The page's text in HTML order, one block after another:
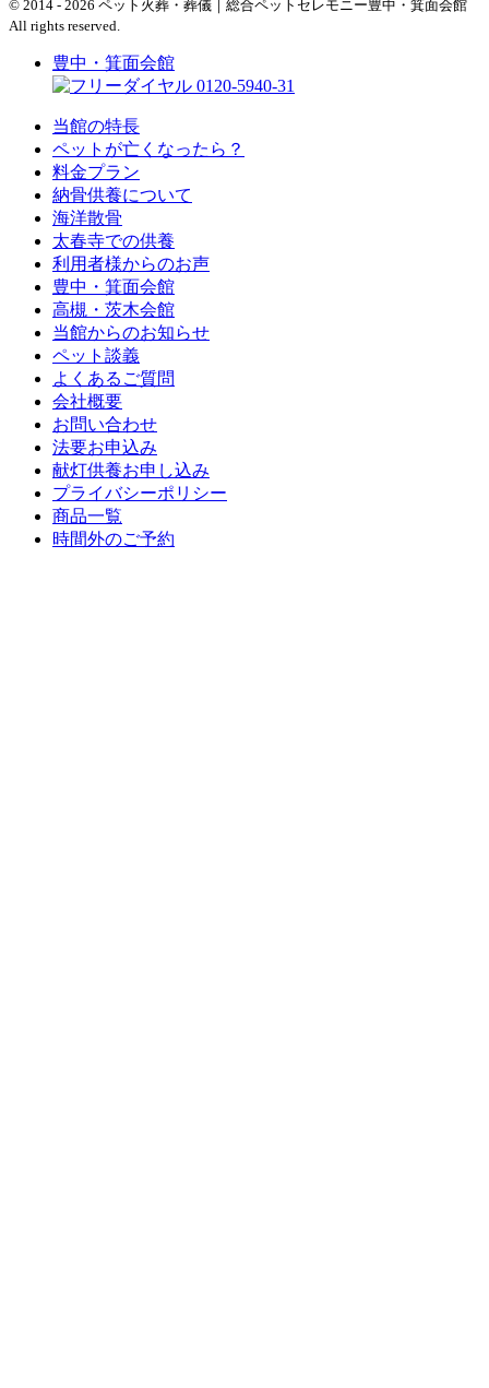
© 2014 - 2026 ペット火葬・葬儀｜総合ペットセレモニー豊中・箕面会館
All rights reserved.
豊中・箕面会館
0120-5940-31
当館の特長
ペットが亡くなったら？
料金プラン
納骨供養について
海洋散骨
太春寺での供養
利用者様からのお声
豊中・箕面会館
高槻・茨木会館
当館からのお知らせ
ペット談義
よくあるご質問
会社概要
お問い合わせ
法要お申込み
献灯供養お申し込み
プライバシーポリシー
商品一覧
時間外のご予約